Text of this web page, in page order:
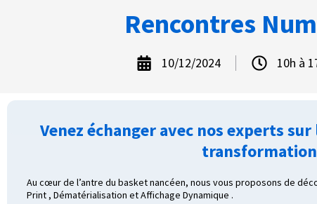
Rencontres
10/12/2024 10h à
Venez échanger avec nos experts
Au cœur de l’antre du basket nancéen, nous vous proposons de
Print , Dématérialisation et Affichage Dynamique .